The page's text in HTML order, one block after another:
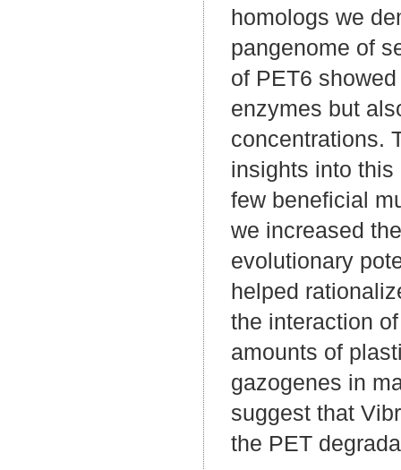
homologs we
pangenome of
of PET6
enzymes but
concentrations.
insights into
few beneficial
we increased
evolutionary
helped
the interaction
amounts of
gazogenes in
suggest that
the PET